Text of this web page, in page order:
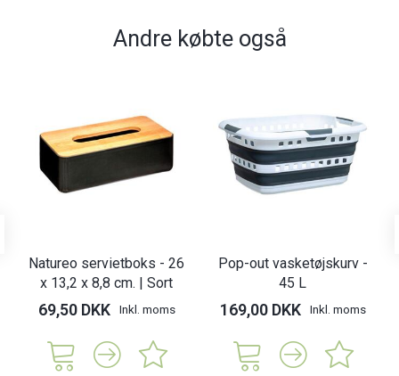
Andre købte også
Natureo servietboks - 26
x 13,2 x 8,8 cm. | Sort
69,50 DKK Inkl. moms
Pop-out vasketøjskurv -
45 L
169,00 DKK Inkl. moms